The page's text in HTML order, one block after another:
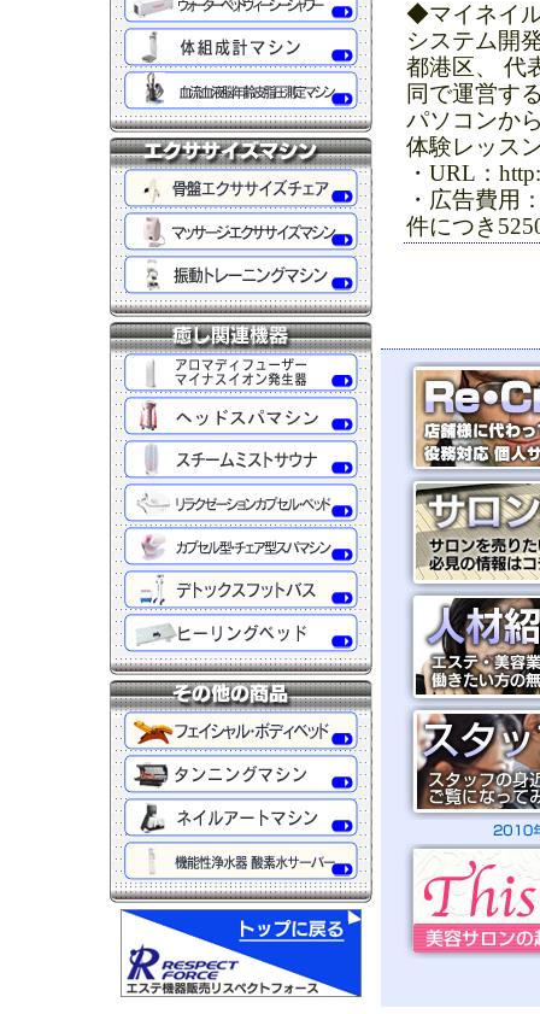
◆マイネイ
システム開
都港区、 代
同で運営す
パソコンか
体験レッス
・URL：
・広告費用
件につき